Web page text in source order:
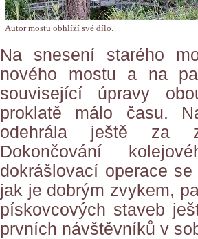
Autor mostu obhlíží své dílo.
Na snesení starého
nového mostu a na
související úpravy
proklatě málo času.
odehrála ještě za
Dokončování
dokrášlovací operace
jak je dobrým zvykem,
pískovcových staveb
prvních návštěvníků v